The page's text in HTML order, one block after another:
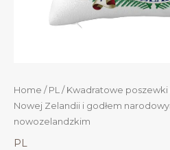
Home / PL / Kwadratowe
Nowej Zelandii i godłem
nowozelandzkim
PL